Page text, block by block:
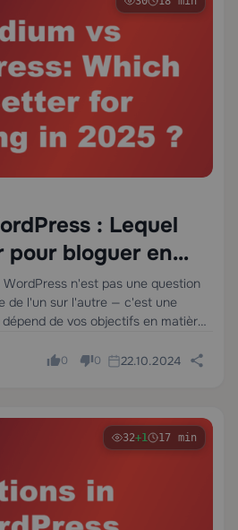
: Lequel
pour bloguer en
n'est pas une question
de l'un sur l'autre — c'est une
de vos objectifs en matière
0 0 22.10.2024
32+1 17 min